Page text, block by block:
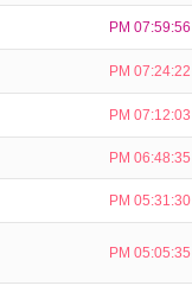
PM 07:59:56
PM 07:24:22
PM 07:12:03
PM 06:48:35
PM 05:31:30
PM 05:05:35